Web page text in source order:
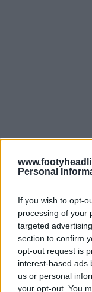
Personal
If you wish to opt-
processing of your
targeted
section to confirm
opt-out request is
interest-based ads
us or personal
your opt-out. You
Camisa